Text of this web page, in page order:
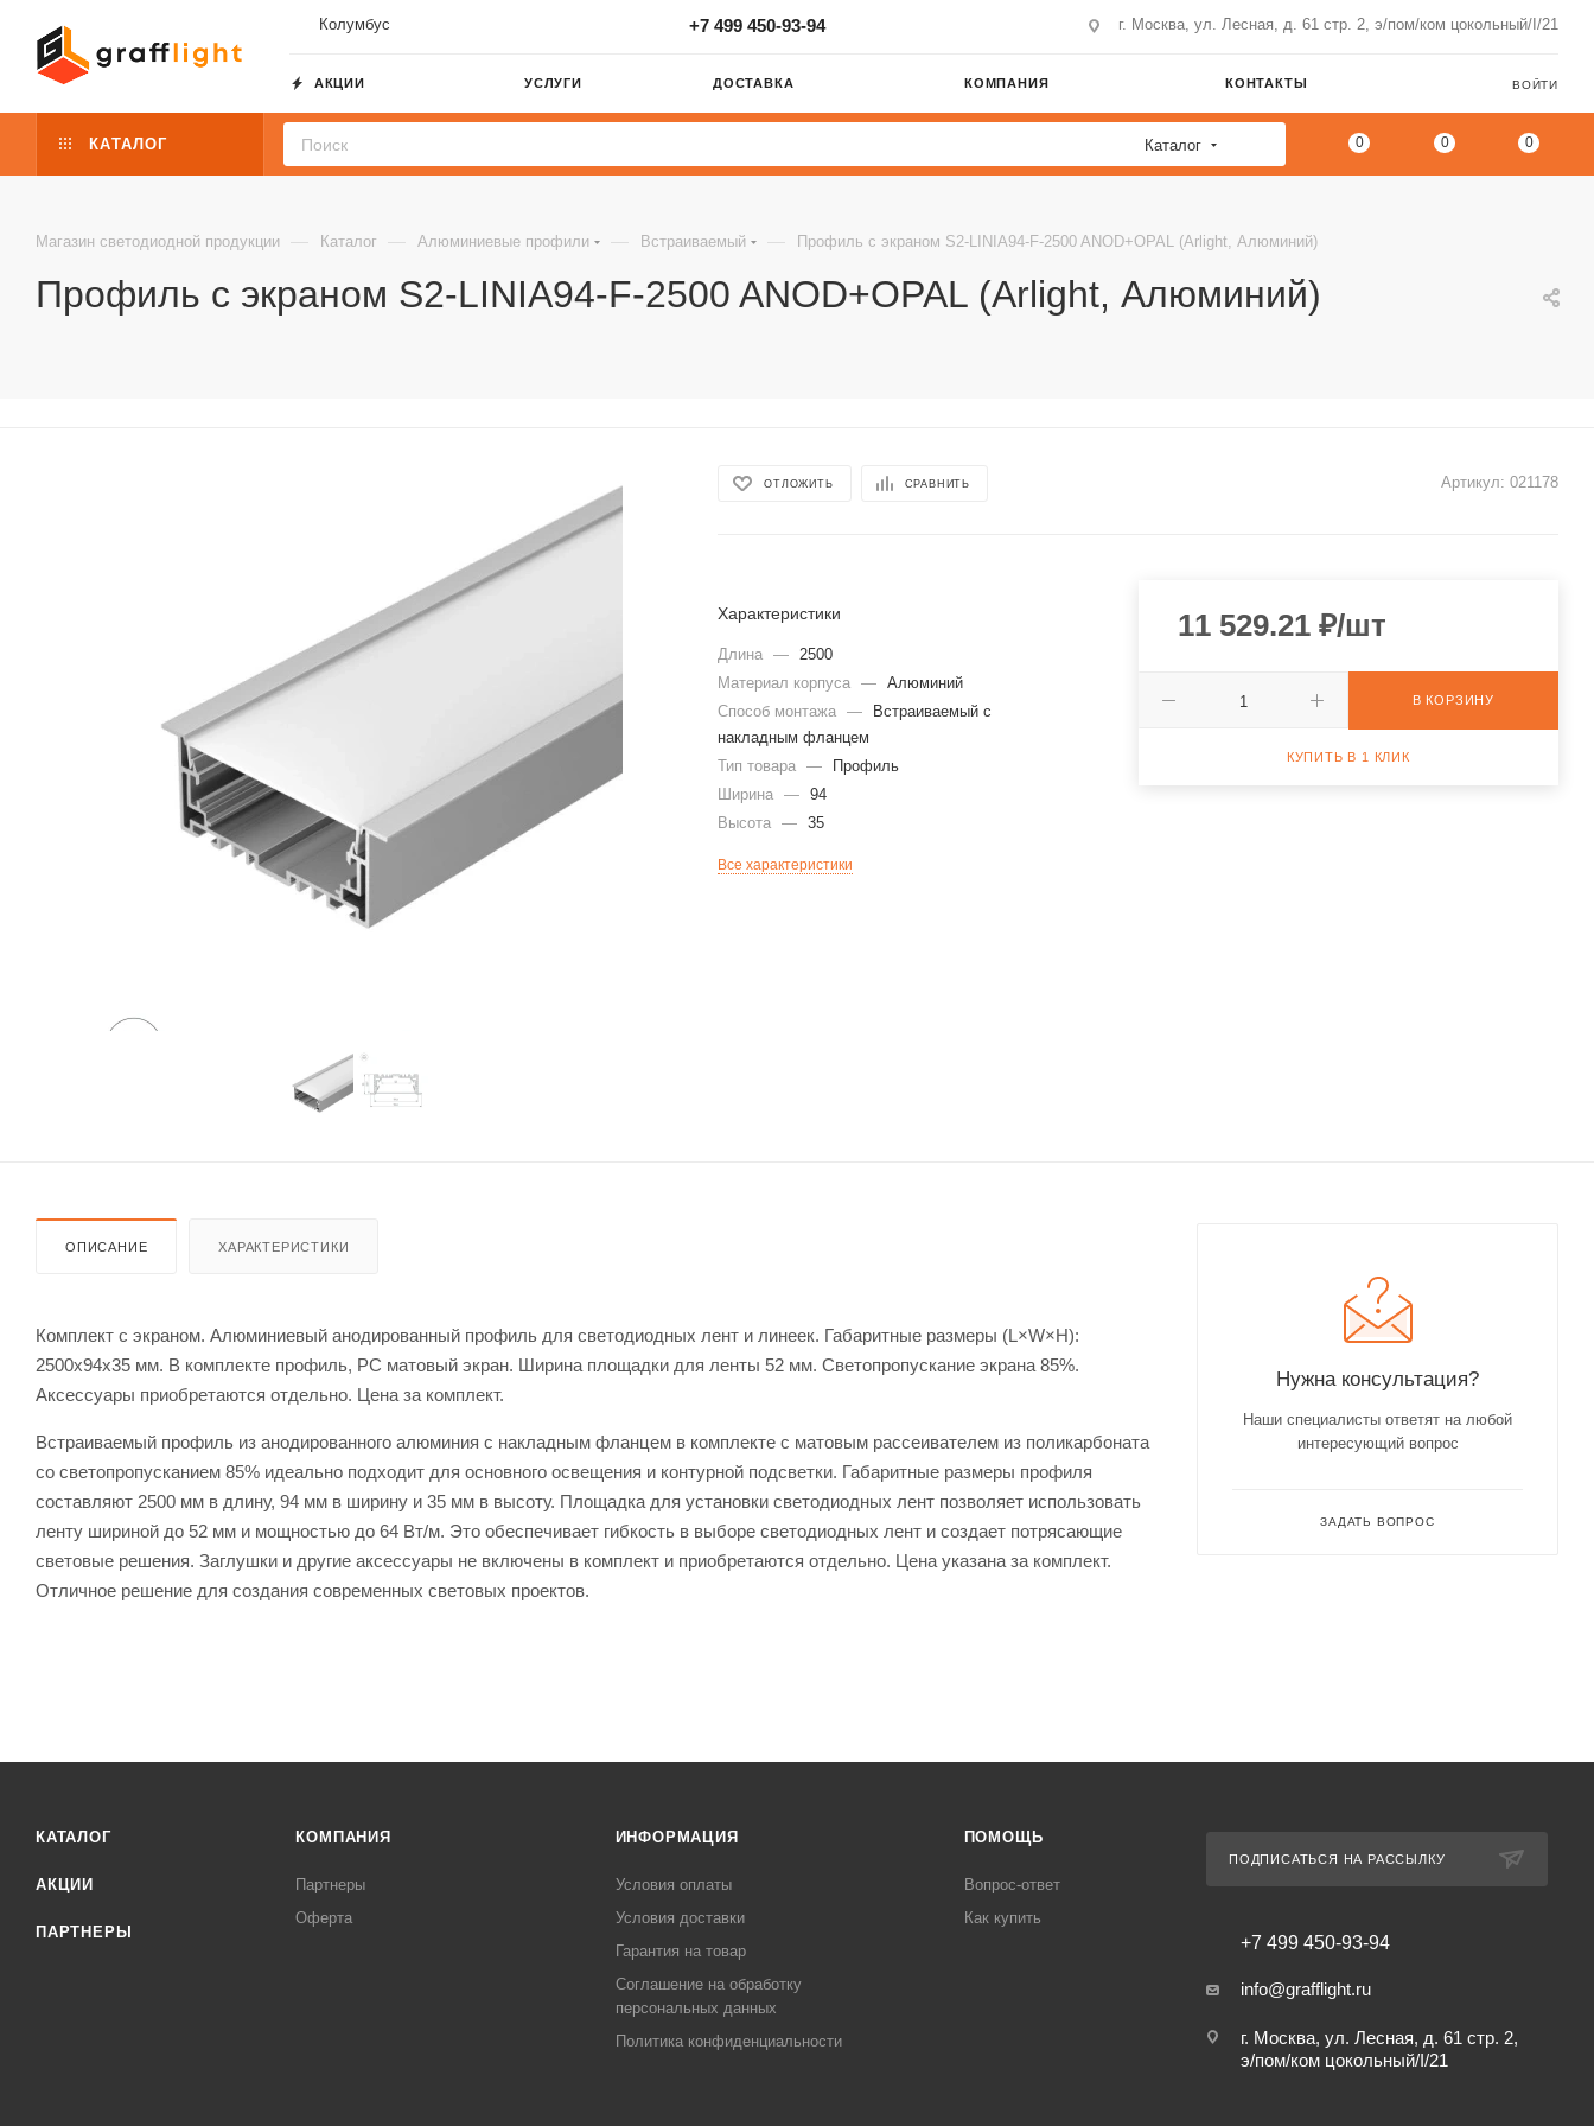
Колумбус +7 499 450-93-94 г. Москва, ул. Лесная, д. 61 стр. 2, э/пом/ком цокольный/I/21
АКЦИИ УСЛУГИ ДОСТАВКА КОМПАНИЯ КОНТАКТЫ ВОЙТИ
КАТАЛОГ Каталог 0 0 0
Магазин светодиодной продукции — Каталог — Алюминиевые профили — Встраиваемый — Профиль с экраном S2-LINIA94-F-2500 ANOD+OPAL (Arlight, Алюминий)
Профиль с экраном S2-LINIA94-F-2500 ANOD+OPAL (Arlight, Алюминий)
ОТЛОЖИТЬ СРАВНИТЬ Артикул: 021178
Характеристики
Длина —
2500
Материал корпуса
—
Алюминий
Способ монтажа
—
Встраиваемый с
накладным фланцем
Тип товара
—
Профиль
Ширина
—
94
Высота
— 35
Все характеристики
11 529.21₽/шт
В КОРЗИНУ
КУПИТЬ В 1 КЛИК
ОПИСАНИЕ ХАРАКТЕРИСТИКИ
Комплект с экраном. Алюминиевый анодированный профиль для светодиодных лент и линеек. Габаритные размеры (L×W×H):
2500x94x35 мм. В комплекте профиль, PC матовый экран. Ширина площадки для ленты 52 мм. Светопропускание экрана 85%.
Аксессуары приобретаются отдельно. Цена за комплект.
Встраиваемый профиль из анодированного алюминия с накладным фланцем в комплекте с матовым рассеивателем из поликарбоната
со светопропусканием 85% идеально подходит для основного освещения и контурной подсветки. Габаритные размеры профиля
составляют 2500 мм в длину, 94 мм в ширину и 35 мм в высоту. Площадка для установки светодиодных лент позволяет использовать
ленту шириной до 52 мм и мощностью до 64 Вт/м. Это обеспечивает гибкость в выборе светодиодных лент и создает потрясающие
световые решения. Заглушки и другие аксессуары не включены в комплект и приобретаются отдельно. Цена указана за комплект.
Отличное решение для создания современных световых проектов.
Нужна консультация?
Наши специалисты ответят на любой
интересующий вопрос
ЗАДАТЬ ВОПРОС
КАТАЛОГ
АКЦИИ
ПАРТНЕРЫ
КОМПАНИЯ
Партнеры
Оферта
ИНФОРМАЦИЯ
Условия оплаты
Условия доставки
Гарантия на товар
Соглашение на обработку
персональных данных
Политика конфиденциальности
ПОМОЩЬ
Вопрос-ответ
Как купить
ПОДПИСАТЬСЯ НА РАССЫЛКУ
+7 499 450-93-94
info@grafflight.ru
г. Москва, ул. Лесная, д. 61 стр. 2,
э/пом/ком цокольный/I/21